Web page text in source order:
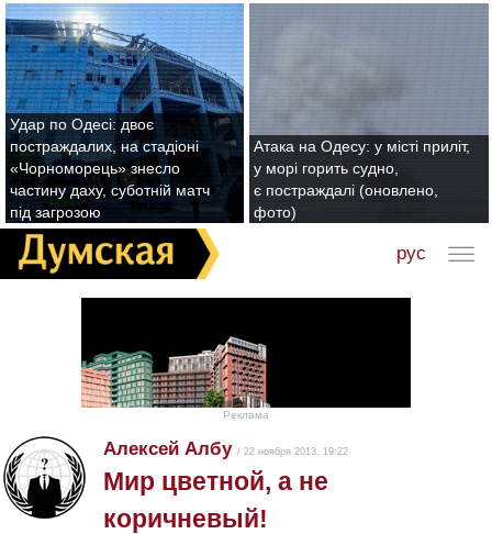
Удар по Одесі: двоє
постраждалих, на стадіоні
«Чорноморець» знесло
частину даху, суботній матч
під загрозою
Атака на Одесу: у місті приліт,
у морі горить судно,
є постраждалі (оновлено,
фото)
рус
Реклама
Алексей Албу / 22 ноября 2013, 19:22
Мир цветной, а не
коричневый!